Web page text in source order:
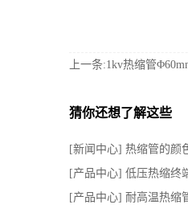
上一条:1kv热缩管
猜你还想了解这些
[新闻中心] 热缩管的颜
[产品中心] 低压热缩终
[产品中心] 耐高温热缩